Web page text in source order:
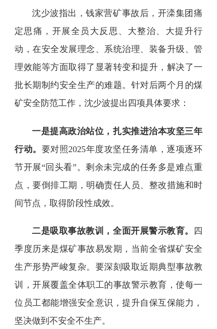
沈少波指出，钱家营矿事故后，开滦集团痛
定思痛，开展全员大反思、大整治、大提升行
动，在安全发展理念、系统治理、装备升级、管
理效能等方面取得了显著转变和提升，解决了一
批长期制约安全生产的难题。针对后两个月的煤
矿安全防范工作，沈少波提出四项具体要求：
一是提高政治站位，扎实推进治本攻坚三年
行动。 要对照2025年度攻坚任务清单，逐项逐环
节开展“回头看”。剩余未完成的任务多是难点重
点，要倒排工期，明确责任人员、整改措施和时
间节点，取得阶段性成效。
二是吸取事故教训，全面开展警示教育。
四
季度历来是煤矿事故易发期，当前全省煤矿安全
生产形势严峻复杂。要深刻吸取近期典型事故教
训，开展覆盖全体职工的事故警示教育，使每一
位员工都能增强安全意识，提升自保互保能力，
坚决做到不安全不生产。